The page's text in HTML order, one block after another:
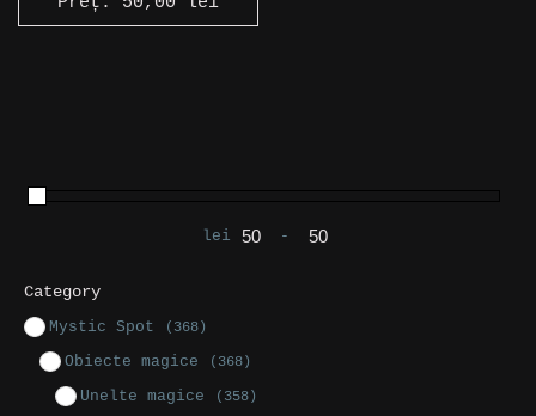
lei -
Category
Mystic Spot (368)
Obiecte magice (368)
Unelte magice (358)